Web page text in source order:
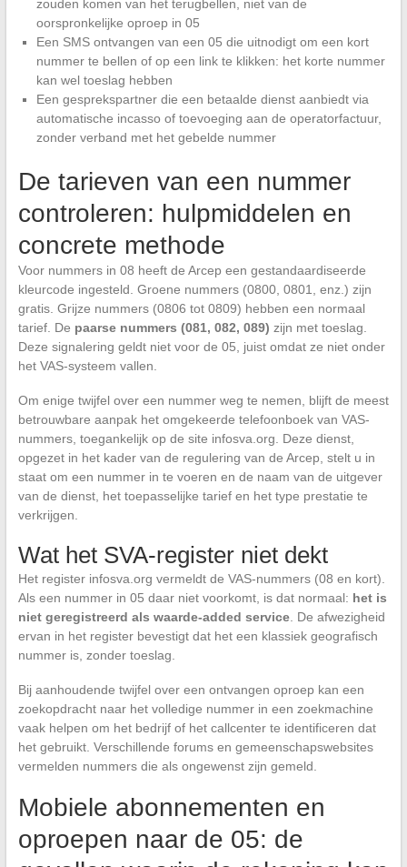
zouden komen van het terugbellen, niet van de
oorspronkelijke oproep in 05
Een SMS ontvangen van een 05 die uitnodigt om een kort
nummer te bellen of op een link te klikken: het korte nummer
kan wel toeslag hebben
Een gesprekspartner die een betaalde dienst aanbiedt via
automatische incasso of toevoeging aan de operatorfactuur,
zonder verband met het gebelde nummer
De tarieven van een nummer
controleren: hulpmiddelen en
concrete methode
Voor nummers in 08 heeft de Arcep een gestandaardiseerde
kleurcode ingesteld. Groene nummers (0800, 0801, enz.) zijn
gratis. Grijze nummers (0806 tot 0809) hebben een normaal
tarief. De paarse nummers (081, 082, 089) zijn met toeslag.
Deze signalering geldt niet voor de 05, juist omdat ze niet onder
het VAS-systeem vallen.
Om enige twijfel over een nummer weg te nemen, blijft de meest
betrouwbare aanpak het omgekeerde telefoonboek van VAS-
nummers, toegankelijk op de site infosva.org. Deze dienst,
opgezet in het kader van de regulering van de Arcep, stelt u in
staat om een nummer in te voeren en de naam van de uitgever
van de dienst, het toepasselijke tarief en het type prestatie te
verkrijgen.
Wat het SVA-register niet dekt
Het register infosva.org vermeldt de VAS-nummers (08 en kort).
Als een nummer in 05 daar niet voorkomt, is dat normaal: het is
niet geregistreerd als waarde-added service. De afwezigheid
ervan in het register bevestigt dat het een klassiek geografisch
nummer is, zonder toeslag.
Bij aanhoudende twijfel over een ontvangen oproep kan een
zoekopdracht naar het volledige nummer in een zoekmachine
vaak helpen om het bedrijf of het callcenter te identificeren dat
het gebruikt. Verschillende forums en gemeenschapswebsites
vermelden nummers die als ongewenst zijn gemeld.
Mobiele abonnementen en
oproepen naar de 05: de